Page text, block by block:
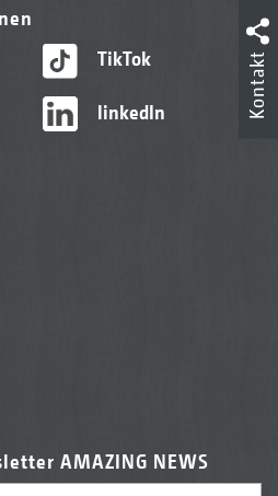
TikTok
linkedIn
AMAZING NEWS
Kontakt